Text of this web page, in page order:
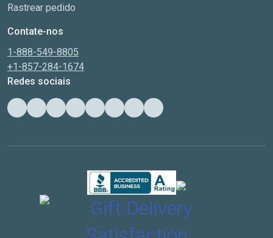
Rastrear pedido
Contate-nos
1-888-549-8805
+1-857-284-1674
Redes sociais